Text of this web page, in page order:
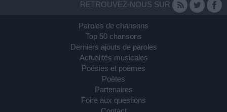
RETROUVEZ-NOUS SUR
Paroles de chansons
Top 50 chansons
Derniers ajouts de paroles
Actualités musicales
Poésies et poèmes
Poètes
Partenaires
Foire aux questions